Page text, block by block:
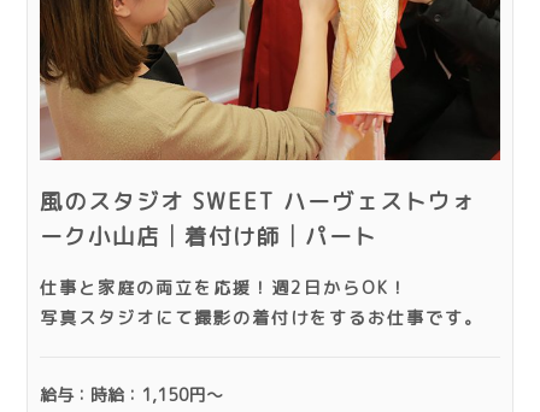
風のスタジオ SWEET ハーヴェストウォ
ーク小山店│着付け師│パート
仕事と家庭の両立を応援！週2日からOK！
写真スタジオにて撮影の着付けをするお仕事です。
給与：時給：1,150円～